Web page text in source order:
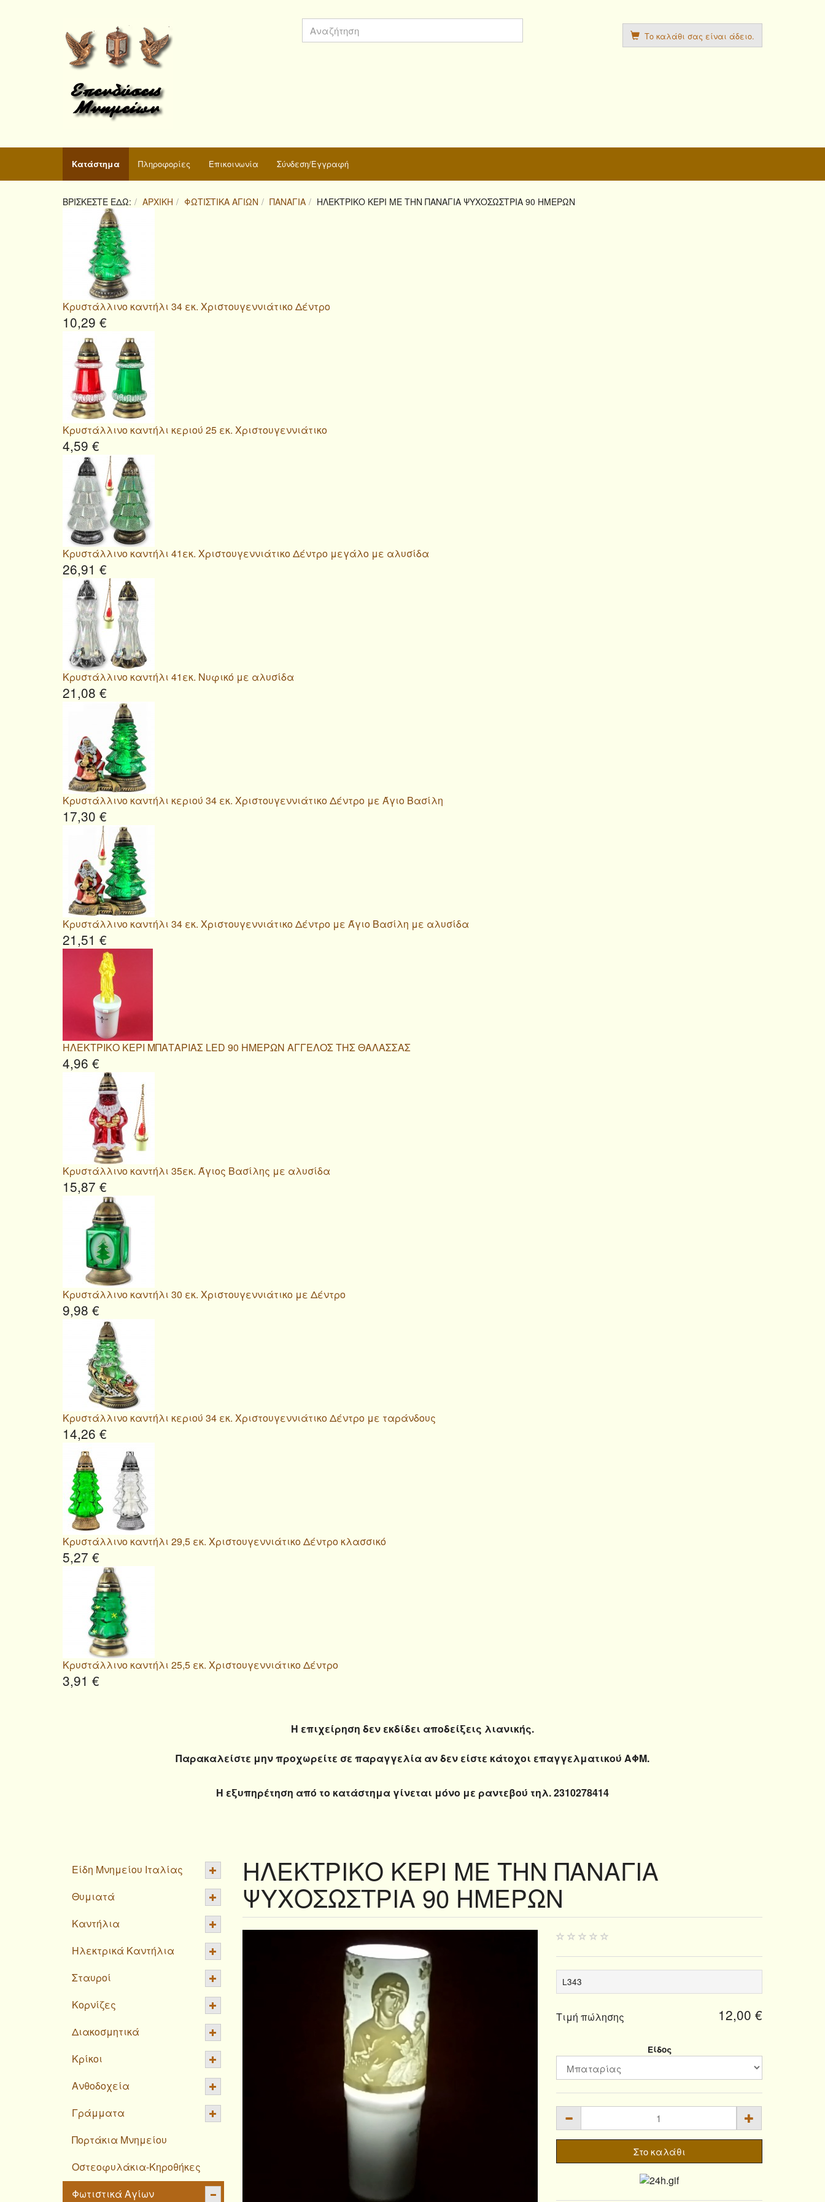
Το καλάθι σας είναι άδειο.
Κατάστημα Πληροφορίες Επικοινωνία Σύνδεση/Εγγραφή
ΒΡΊΣΚΕΣΤΕ ΕΔΏ: ΑΡΧΙΚΉ ΦΩΤΙΣΤΙΚΆ ΑΓΊΩΝ ΠΑΝΑΓΊΑ ΗΛΕΚΤΡΙΚΟ ΚΕΡΙ ΜΕ ΤΗΝ ΠΑΝΑΓΙΑ ΨΥΧΟΣΩΣΤΡΙΑ 90 ΗΜΕΡΩΝ
Κρυστάλλινο καντήλι 34 εκ. Χριστουγεννιάτικο Δέντρο
10,29 €
Κρυστάλλινο καντήλι κεριού 25 εκ. Χριστουγεννιάτικο
4,59 €
Κρυστάλλινο καντήλι 41εκ. Χριστουγεννιάτικο Δέντρο μεγάλο με αλυσίδα
26,91 €
Κρυστάλλινο καντήλι 41εκ. Νυφικό με αλυσίδα
21,08 €
Κρυστάλλινο καντήλι κεριού 34 εκ. Χριστουγεννιάτικο Δέντρο με Άγιο Βασίλη
17,30 €
Κρυστάλλινο καντήλι 34 εκ. Χριστουγεννιάτικο Δέντρο με Άγιο Βασίλη με αλυσίδα
21,51 €
ΗΛΕΚΤΡΙΚΟ ΚΕΡΙ ΜΠΑΤΑΡΙΑΣ LED 90 ΗΜΕΡΩΝ ΑΓΓΕΛΟΣ ΤΗΣ ΘΑΛΑΣΣΑΣ
4,96 €
Κρυστάλλινο καντήλι 35εκ. Άγιος Βασίλης με αλυσίδα
15,87 €
Κρυστάλλινο καντήλι 30 εκ. Χριστουγεννιάτικο με Δέντρο
9,98 €
Κρυστάλλινο καντήλι κεριού 34 εκ. Χριστουγεννιάτικο Δέντρο με ταράνδους
14,26 €
Κρυστάλλινο καντήλι 29,5 εκ. Χριστουγεννιάτικο Δέντρο κλασσικό
5,27 €
Κρυστάλλινο καντήλι 25,5 εκ. Χριστουγεννιάτικο Δέντρο
3,91 €
Η επιχείρηση δεν εκδίδει αποδείξεις λιανικής.
Παρακαλείστε μην προχωρείτε σε παραγγελία αν δεν είστε κάτοχοι επαγγελματικού ΑΦΜ.
Η εξυπηρέτηση από το κατάστημα γίνεται μόνο με ραντεβού τηλ. 2310278414
ΗΛΕΚΤΡΙΚΟ ΚΕΡΙ ΜΕ ΤΗΝ ΠΑΝΑΓΙΑ
ΨΥΧΟΣΩΣΤΡΙΑ 90 ΗΜΕΡΩΝ
L343
Τιμή πώλησης 12,00 €
Είδος
Είδη Μνημείου Ιταλίας
Θυμιατά
Καντήλια
Ηλεκτρικά Καντήλια
Σταυροί
Κορνίζες
Διακοσμητικά
Κρίκοι
Ανθοδοχεία
Γράμματα
Πορτάκια Μνημείου
Οστεοφυλάκια-Κηροθήκες
Φωτιστικά Αγίων